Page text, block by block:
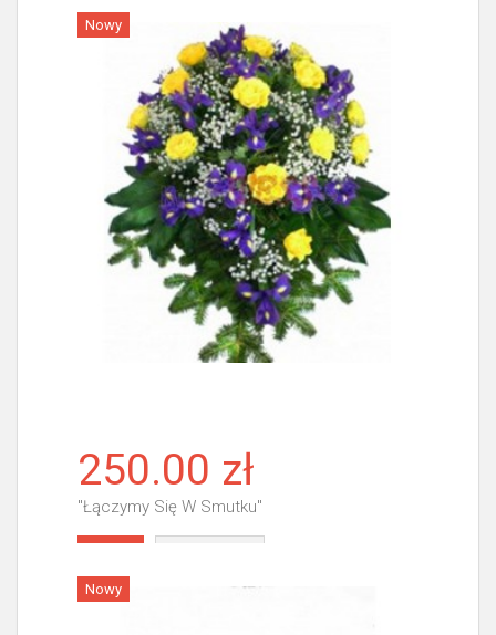
Więcej
Nowy
250.00 zł
"Łączymy Się W Smutku"
Nowy